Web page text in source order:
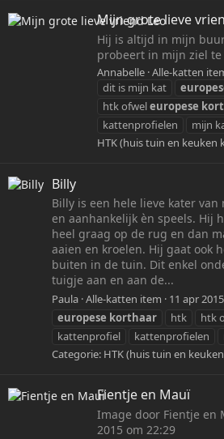
Mijn grote lieve
Hij is altijd in mijn
probeert in mijn ziel
Annabelle Alle-katten
dit is mijn kat
htk ofweleuropese
kattenprofielen
mijn
HTK (huis tuin en keuken
Billy
Billy is een hele lieve kater
en aanhankelijk èn speels. Hij
heel graag op de rug en dan
aaien en kroelen. Hij gaat ook
buiten in de tuin. Dit enkel
tuigje aan en aan de...
Paula Alle-katten item 11 apr 2015
europese korthaar htk htk
kattenprofiel
kattenprofielen
Categorie: HTK (huis tuin en
Fientje en Mauï
Image door Fientje en
2015 om 22:29